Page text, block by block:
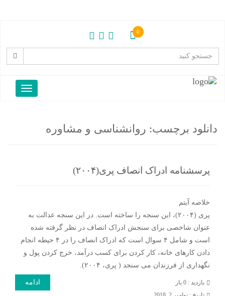
0
دانلود برچسب: روانشناسی و مشاوره
پرسشنامه ادراک انصاف پری(۲۰۰۴)
خلاصه آیتم
پری (۲۰۰۴)، این سنجه را ساخته است. در این سنجه عدالت به
عنوان شاخصی برای سنجش ادراک انصاف در نظر گرفته شده
است و شامل ۴ سوال است که ادراک انصاف را در ۴ حیطه انجام
دادن کارهای خانه، کار کردن برای کسب درآمد، خرج کردن پول و
نگهداری از فرزندان می سنجد ( پری، ۲۰۰۴).
بازدید : 0 بار
ادامه